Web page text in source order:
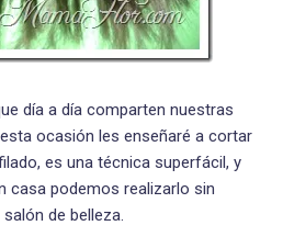
día a día comparten nuestras
ocasión les enseñaré a cortar
es una técnica superfácil, y
casa podemos realizarlo sin
de belleza.